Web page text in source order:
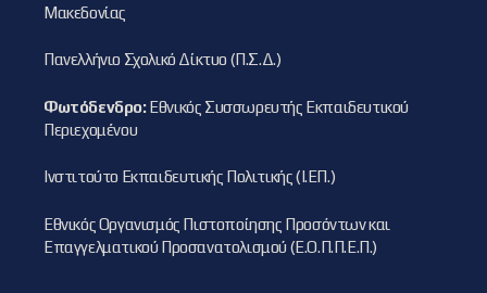
Μακεδονίας
Πανελλήνιο Σχολικό Δίκτυο (Π.Σ.Δ.)
Φωτόδενδρο:Εθνικός Συσσωρευτής Εκπαιδευτικού
Περιεχομένου
Ινστιτούτο Εκπαιδευτικής Πολιτικής (Ι.ΕΠ.)
Εθνικός Οργανισμός Πιστοποίησης Προσόντων και
Επαγγελματικού Προσανατολισμού (Ε.Ο.Π.Π.Ε.Π.)